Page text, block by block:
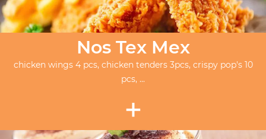
Nos Tex Mex
chicken wings 4 pcs, chicken tenders 3pcs, crispy pop's 10
pcs, ...
+